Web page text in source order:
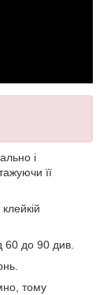
і
її
60 до 90 див.
тому